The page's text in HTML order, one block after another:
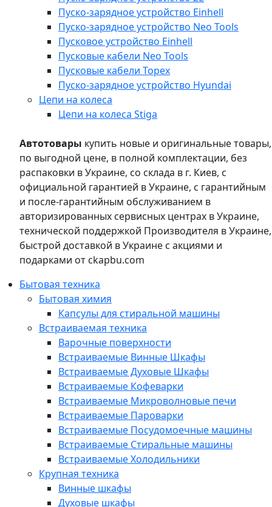
Пуско-зарядное устройство Einhell
Пуско-зарядное устройство Neo Tools
Пусковое устройство Einhell
Пусковые кабели Neo Tools
Пусковые кабели Topex
Пуско-зарядное устройство Hyundai
Цепи на колеса
Цепи на колеса Stiga
Автотовары купить новые и оригинальные товары,
по выгодной цене, в полной комплектации, без
распаковки в Украине, со склада в г. Киев, с
официальной гарантией в Украине, с гарантийным
и после-гарантийным обслуживанием в
авторизированных сервисных центрах в Украине,
технической поддержкой Производителя в Украине,
быстрой доставкой в Украине с акциями и
подарками от ckapbu.com
Бытовая техника
Бытовая химия
Капсулы для стиральной машины
Встраиваемая техника
Варочные поверхности
Встраиваемые Винные Шкафы
Встраиваемые Духовые Шкафы
Встраиваемые Кофеварки
Встраиваемые Микроволновые печи
Встраиваемые Пароварки
Встраиваемые Посудомоечные машины
Встраиваемые Стиральные машины
Встраиваемые Холодильники
Крупная техника
Винные шкафы
Духовые шкафы